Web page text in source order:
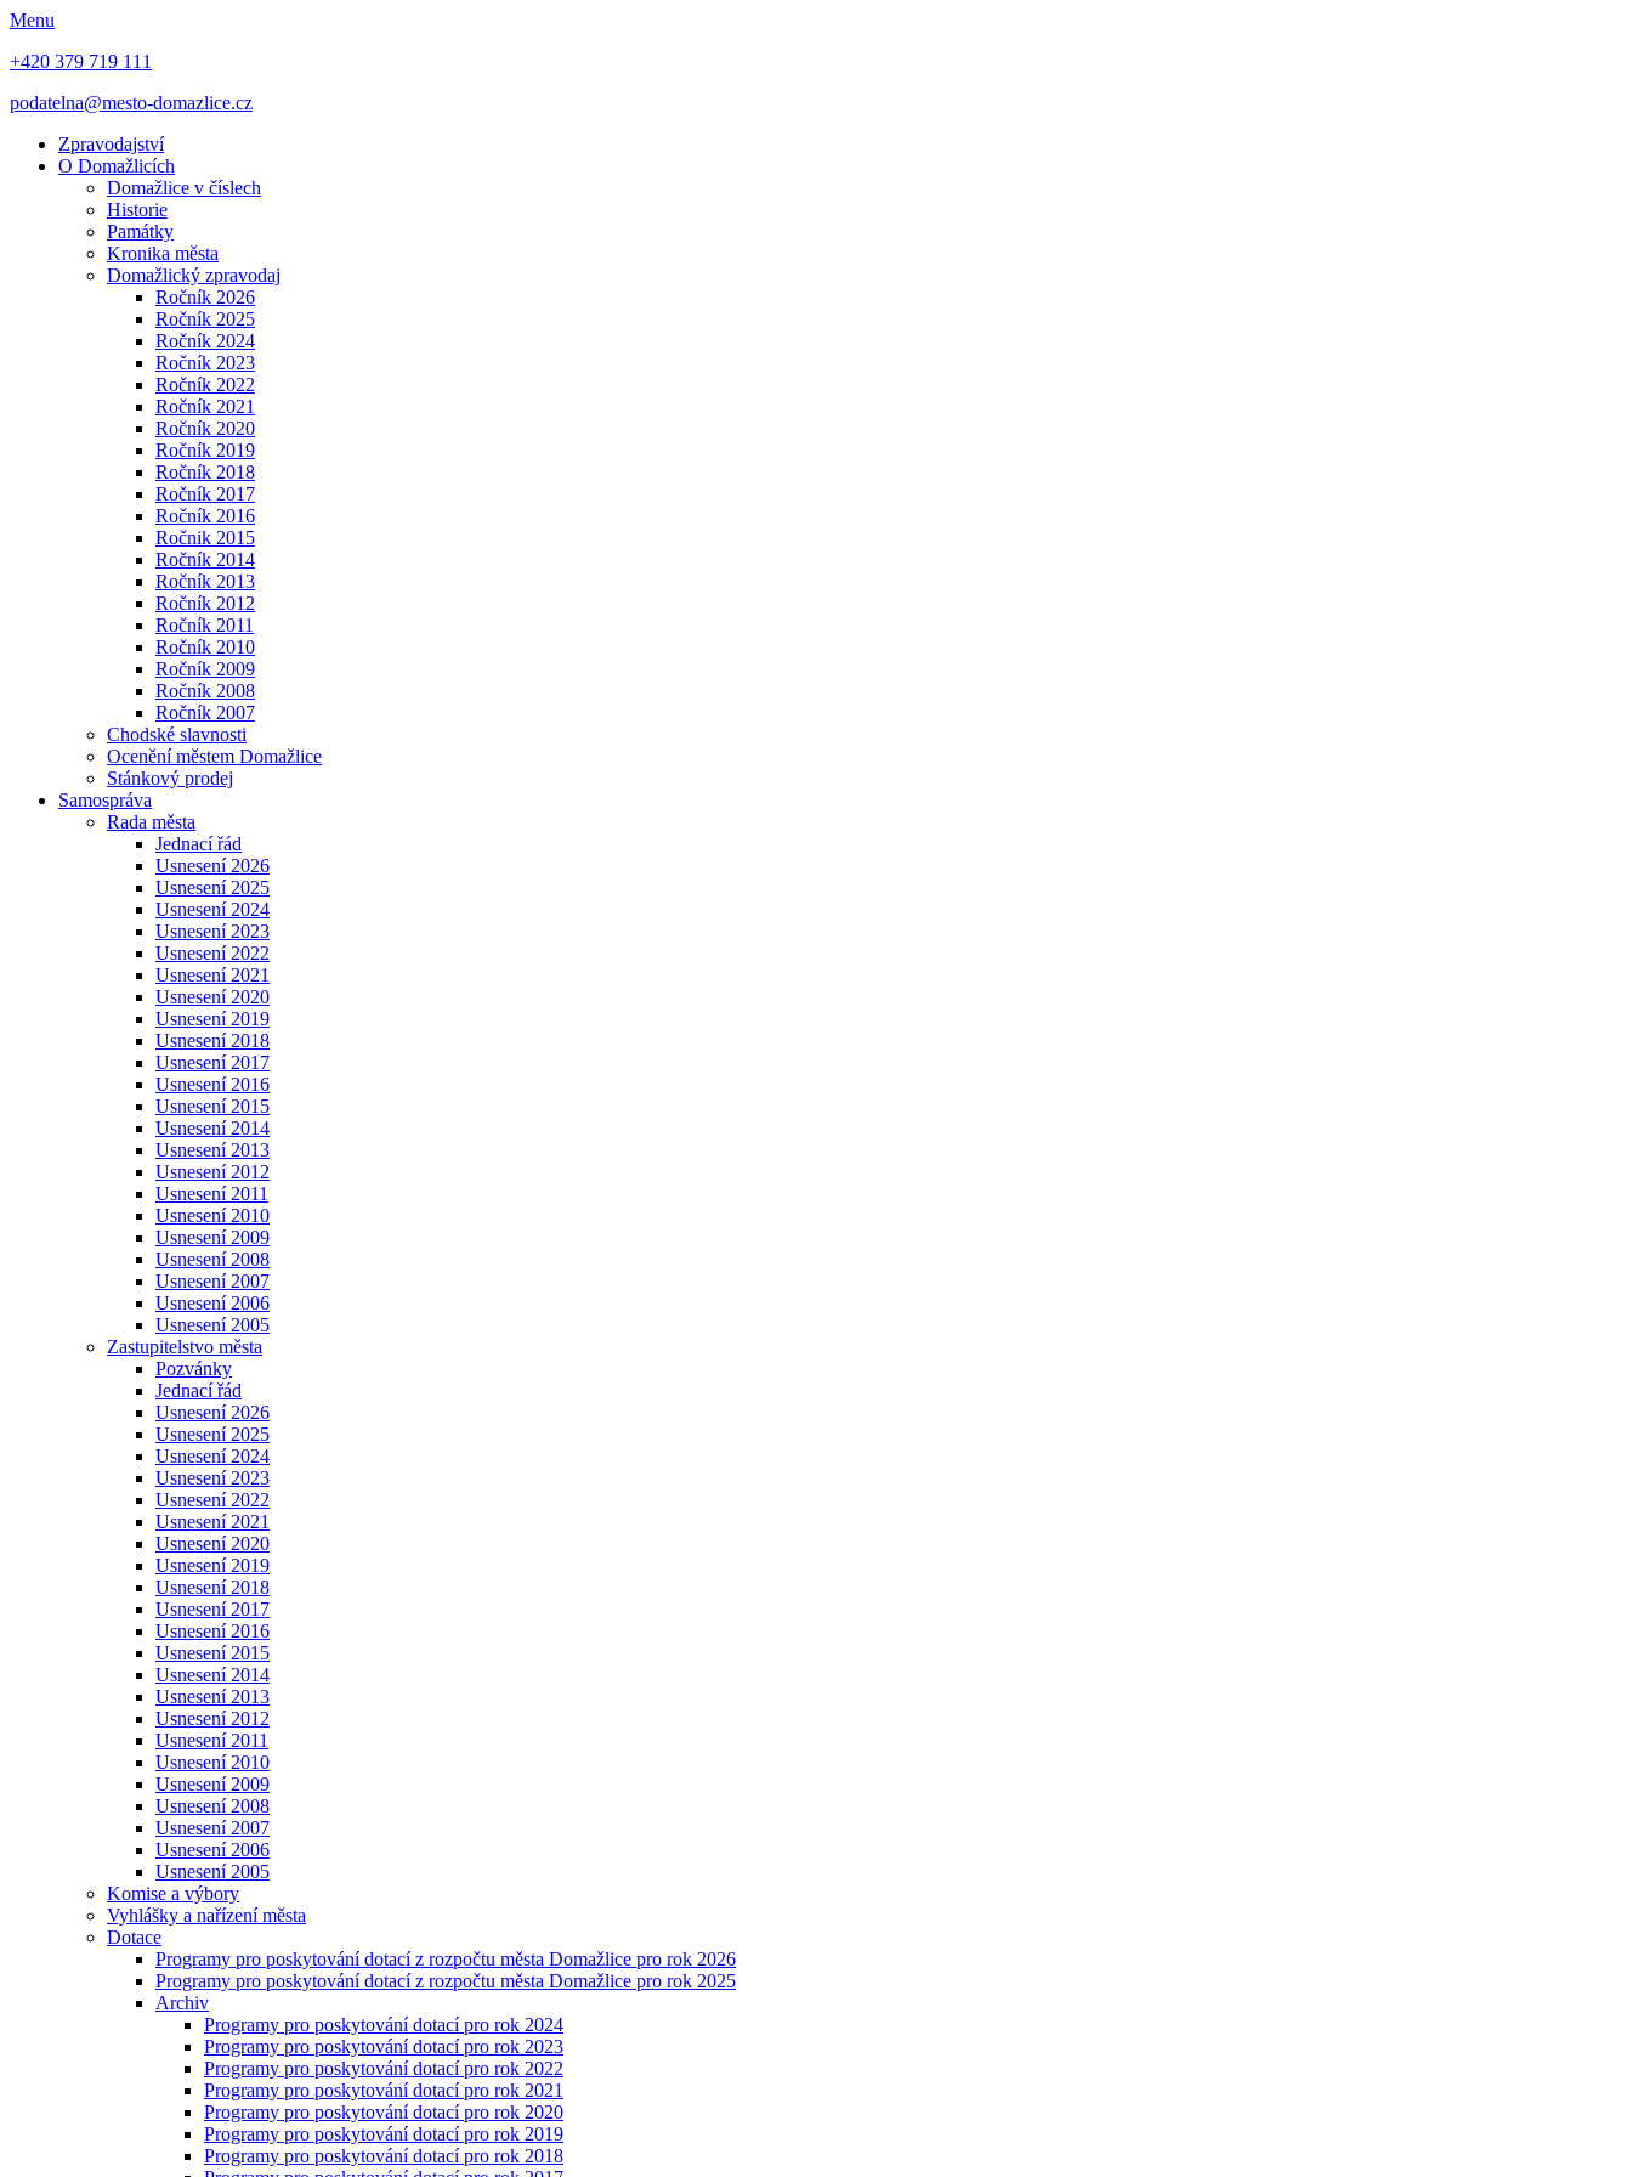
Menu
+420 379 719 111
podatelna@mesto-domazlice.cz
Zpravodajství
O Domažlicích
Domažlice v číslech
Historie
Památky
Kronika města
Domažlický zpravodaj
Ročník 2026
Ročník 2025
Ročník 2024
Ročník 2023
Ročník 2022
Ročník 2021
Ročník 2020
Ročník 2019
Ročník 2018
Ročník 2017
Ročník 2016
Ročnik 2015
Ročník 2014
Ročník 2013
Ročník 2012
Ročník 2011
Ročník 2010
Ročník 2009
Ročník 2008
Ročník 2007
Chodské slavnosti
Ocenění městem Domažlice
Stánkový prodej
Samospráva
Rada města
Jednací řád
Usnesení 2026
Usnesení 2025
Usnesení 2024
Usnesení 2023
Usnesení 2022
Usnesení 2021
Usnesení 2020
Usnesení 2019
Usnesení 2018
Usnesení 2017
Usnesení 2016
Usnesení 2015
Usnesení 2014
Usnesení 2013
Usnesení 2012
Usnesení 2011
Usnesení 2010
Usnesení 2009
Usnesení 2008
Usnesení 2007
Usnesení 2006
Usnesení 2005
Zastupitelstvo města
Pozvánky
Jednací řád
Usnesení 2026
Usnesení 2025
Usnesení 2024
Usnesení 2023
Usnesení 2022
Usnesení 2021
Usnesení 2020
Usnesení 2019
Usnesení 2018
Usnesení 2017
Usnesení 2016
Usnesení 2015
Usnesení 2014
Usnesení 2013
Usnesení 2012
Usnesení 2011
Usnesení 2010
Usnesení 2009
Usnesení 2008
Usnesení 2007
Usnesení 2006
Usnesení 2005
Komise a výbory
Vyhlášky a nařízení města
Dotace
Programy pro poskytování dotací z rozpočtu města Domažlice pro rok 2026
Programy pro poskytování dotací z rozpočtu města Domažlice pro rok 2025
Archiv
Programy pro poskytování dotací pro rok 2024
Programy pro poskytování dotací pro rok 2023
Programy pro poskytování dotací pro rok 2022
Programy pro poskytování dotací pro rok 2021
Programy pro poskytování dotací pro rok 2020
Programy pro poskytování dotací pro rok 2019
Programy pro poskytování dotací pro rok 2018